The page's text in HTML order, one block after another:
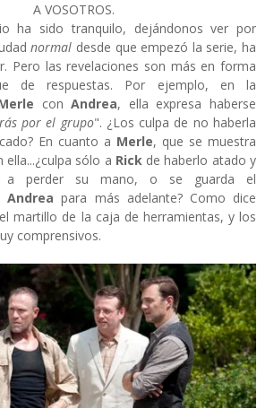
A VOSOTROS.
ha sido tranquilo, dejándonos ver por
normal desde que empezó la serie, ha
Pero las revelaciones son más en forma
de respuestas. Por ejemplo, en la
conAndrea, ella expresa haberse
por el grupo". ¿Los culpa de no haberla
En cuanto a Merle, que se muestra
sólo a Rickde haberlo atado y
a perder su mano, o se guarda el
Andreapara más adelante? Como dice
martillo de la caja de herramientas, y los
comprensivos.